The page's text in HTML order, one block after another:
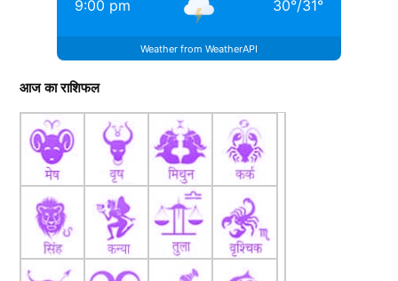
9:00 pm 30°/31°
Weather from WeatherAPI
आज का राशिफल